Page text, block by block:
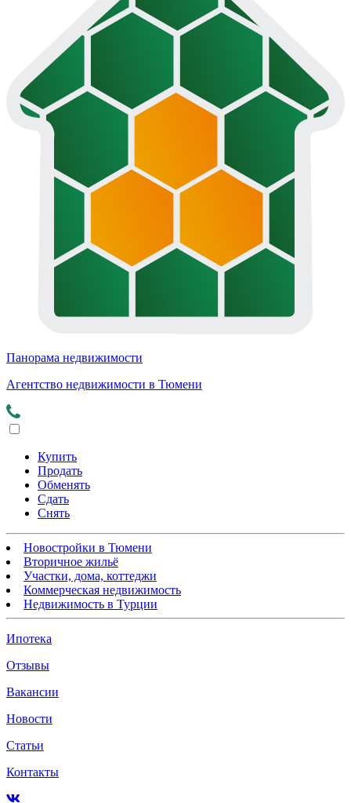
Панорама недвижимости
Агентство недвижимости в Тюмени
Купить
Продать
Обменять
Сдать
Снять
Новостройки в Тюмени
Вторичное жильё
Участки, дома, коттеджи
Коммерческая недвижимость
Недвижимость в Турции
Ипотека
Отзывы
Вакансии
Новости
Статьи
Контакты